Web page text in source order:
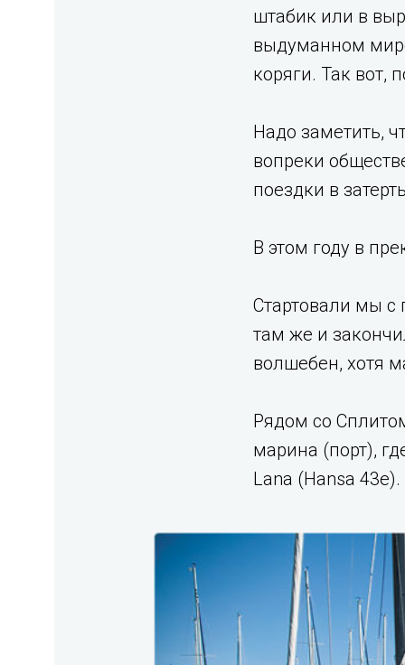
штабик или в
выдуманном
коряги. Так вот,
Надо заметить,
вопреки
поездки в
В этом году в
Стартовали мы с
там же и
волшебен, хотя
Рядом со
марина (порт),
Lana (Hansa 43e).